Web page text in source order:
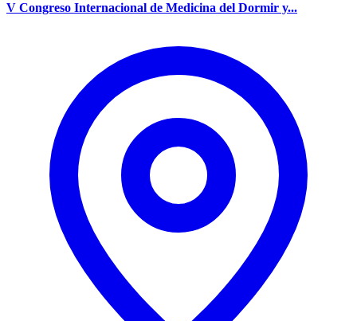
V Congreso Internacional de Medicina del Dormir y...